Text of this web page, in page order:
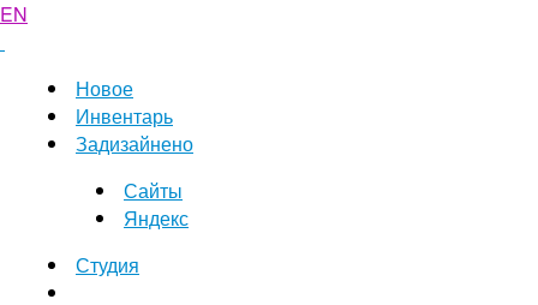
EN
Новое
Инвентарь
Задизайнено
Сайты
Яндекс
Студия